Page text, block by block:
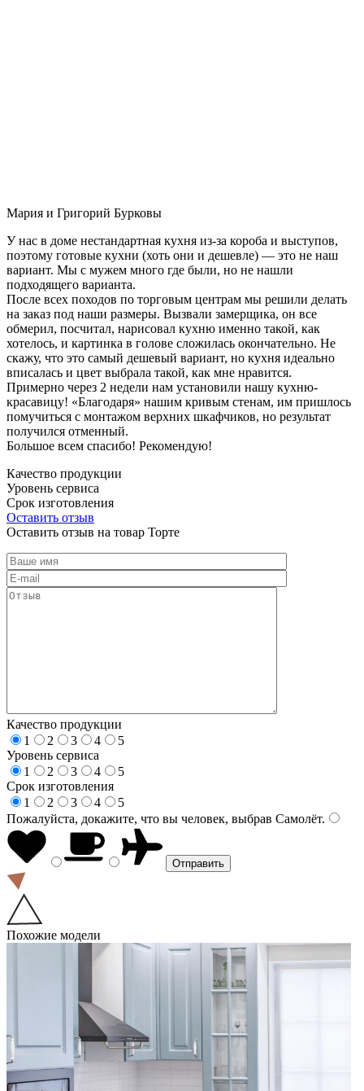
Мария и Григорий Бурковы
У нас в доме нестандартная кухня из-за короба и выступов,
поэтому готовые кухни (хоть они и дешевле) — это не наш
вариант. Мы с мужем много где были, но не нашли
подходящего варианта.
После всех походов по торговым центрам мы решили делать
на заказ под наши размеры. Вызвали замерщика, он все
обмерил, посчитал, нарисовал кухню именно такой, как
хотелось, и картинка в голове сложилась окончательно. Не
скажу, что это самый дешевый вариант, но кухня идеально
вписалась и цвет выбрала такой, как мне нравится.
Примерно через 2 недели нам установили нашу кухню-
красавицу! «Благодаря» нашим кривым стенам, им пришлось
помучиться с монтажом верхних шкафчиков, но результат
получился отменный.
Большое всем спасибо! Рекомендую!
Качество продукции
Уровень сервиса
Срок изготовления
Оставить отзыв
Оставить отзыв на товар Торте
Качество продукции
1
2 3 4
5
Уровень сервиса
1
2 3 4
5
Срок изготовления
1
2 3 4
5
Пожалуйста, докажите, что вы человек, выбрав Самолёт.
Похожие модели